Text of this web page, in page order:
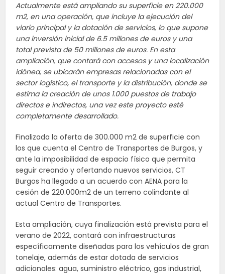
Actualmente está ampliando su superficie en 220.000
m2, en una operación, que incluye la ejecución del
viario principal y la dotación de servicios, lo que supone
una inversión inicial de 6.5 millones de euros y una
total prevista de 50 millones de euros. En esta
ampliación, que contará con accesos y una localización
idónea, se ubicarán empresas relacionadas con el
sector logístico, el transporte y la distribución, donde se
estima la creación de unos 1.000 puestos de trabajo
directos e indirectos, una vez este proyecto esté
completamente desarrollado.
Finalizada la oferta de 300.000 m2 de superficie con
los que cuenta el Centro de Transportes de Burgos, y
ante la imposibilidad de espacio físico que permita
seguir creando y ofertando nuevos servicios, CT
Burgos ha llegado a un acuerdo con AENA para la
cesión de 220.000m2 de un terreno colindante al
actual Centro de Transportes.
Esta ampliación, cuya finalización está prevista para el
verano de 2022, contará con infraestructuras
específicamente diseñadas para los vehículos de gran
tonelaje, además de estar dotada de servicios
adicionales: agua, suministro eléctrico, gas industrial,